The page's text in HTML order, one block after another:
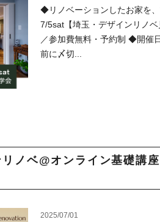
◆リノベーションしたお家を
7/5sat【埼玉・デザインリノ
／参加費無料・予約制 ◆開催
前に〆切...
リノベ@オンライン基礎講
2025/07/01